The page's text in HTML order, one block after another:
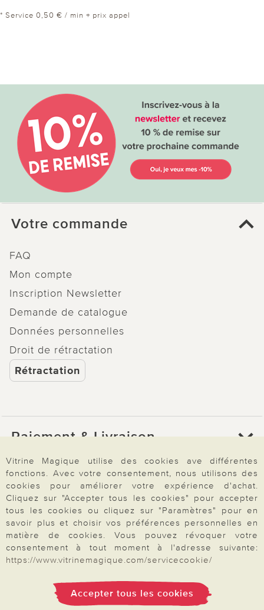
* Service 0,50 € / min + prix appel
Votre commande
FAQ
Mon compte
Inscription Newsletter
Demande de catalogue
Données personnelles
Droit de rétractation
Rétractation
Paiement & Livraison
À propos de nous
Besoin d'aide?
Mentions légales|CGV|Données & liberté|Vie privée & cookies
Vitrine Magique utilise des cookies ave différentes
fonctions. Avec votre consentement, nous utilisons des
cookies pour améliorer votre expérience d'achat.
Cliquez sur "Accepter tous les cookies" pour accepter
tous les cookies ou cliquez sur "Paramètres" pour en
savoir plus et choisir vos préférences personnelles en
matière de cookies. Vous pouvez révoquer votre
consentement à tout moment à l'adresse suivante:
https://www.vitrinemagique.com/servicecookie/
Accepter tous les cookies